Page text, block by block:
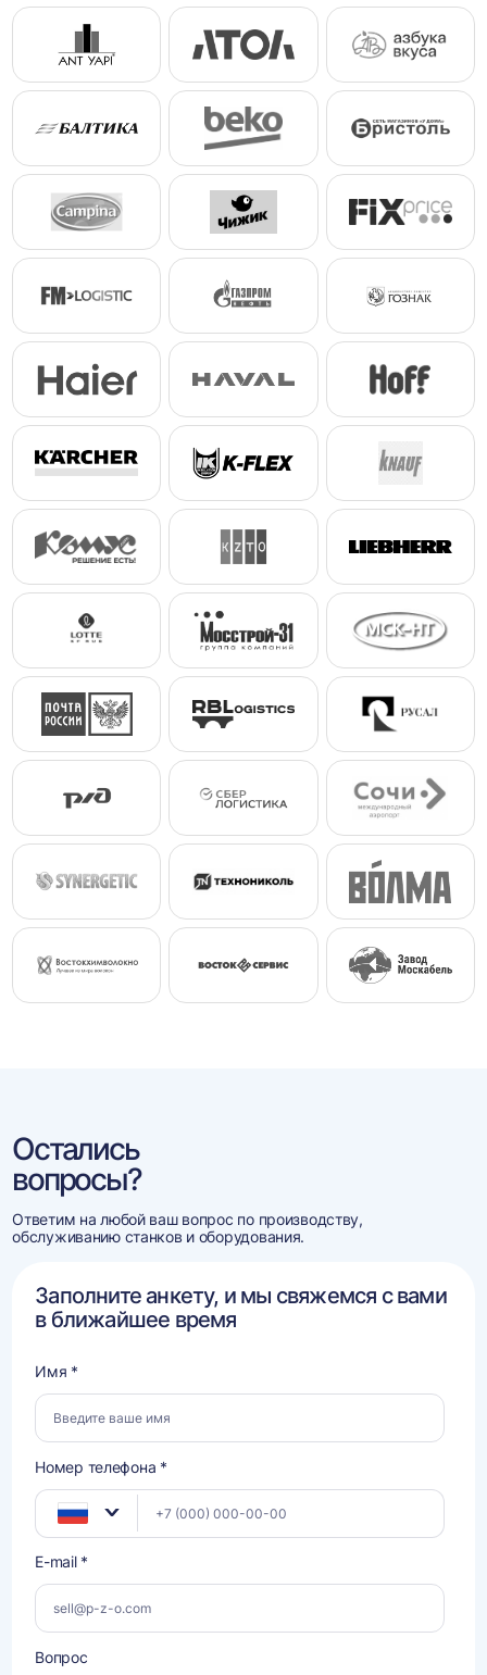
Остались
вопросы?
Ответим на любой ваш вопрос по производству,
обслуживанию станков и оборудования.
Заполните анкету, и мы свяжемся с вами
в ближайшее время
Имя *
Номер телефона *
E-mail *
Вопрос